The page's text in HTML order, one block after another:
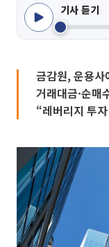
기사 듣기
금감원, 운용사
거래대금·순매
“레버리지 투